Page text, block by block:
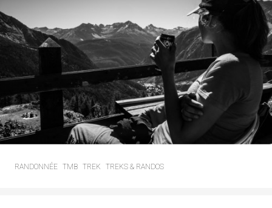
RANDONNÉE TMB TREK TREKS & RANDOS